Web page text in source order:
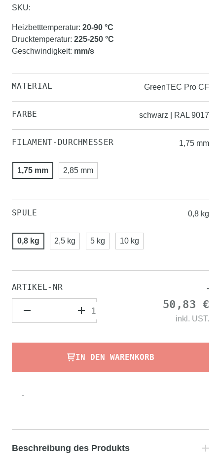
SKU:
Heizbetttemperatur: 20-90 °C
Drucktemperatur: 225-250 °C
Geschwindigkeit: mm/s
MATERIAL GreenTEC Pro CF
FARBE schwarz | RAL 9017
FILAMENT-DURCHMESSER 1,75 mm
1,75 mm 2,85 mm
SPULE 0,8 kg
0,8 kg 2,5 kg 5 kg 10 kg
ARTIKEL-NR -
50,83 €
inkl. UST.
IN DEN WARENKORB
-
Beschreibung des Produkts